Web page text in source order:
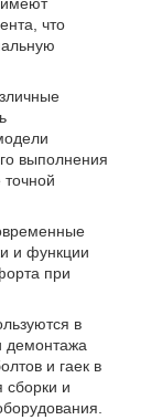
что
выполнения
и функции
при
в
демонтажа
и гаек в
сборки и